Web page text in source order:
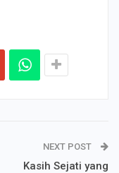
NEXT POST
Kasih Sejati yang